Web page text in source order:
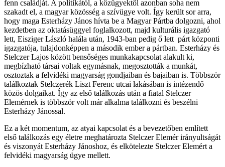
fenn családját. A politikától, a közügyektől azonban soha nem
szakadt el, a magyar közösség a szívügye volt. Így került sor arra,
hogy maga Esterházy János hívta be a Magyar Pártba dolgozni, ahol
kezdetben az oktatásüggyel foglalkozott, majd kulturális igazgató
lett, Eisziger László halála után, 1943-ban pedig ő lett párt központi
igazgatója, tulajdonképpen a második ember a pártban. Esterházy és
Stelczer Lajos között bensőséges munkakapcsolat alakult ki,
megbízható társai voltak egymásnak, megosztották a munkát,
osztoztak a felvidéki magyarság gondjaiban és bajaiban is. Többször
találkoztak Stelczerék Liszt Ferenc utcai lakásában is intézendő
közös dolgaikat. Így az első találkozás után a fiatal Stelczer
Elemérnek is többször volt már alkalma találkozni és beszélni
Esterházy Jánossal.
Ez a két momentum, az atyai kapcsolat és a bevezetőben említett
első találkozás egy életre meghatározta Stelczer Elemér irányultságát
és viszonyát Esterházy Jánoshoz, és elkötelezte Stelczer Elemért a
felvidéki magyarság ügye mellett.